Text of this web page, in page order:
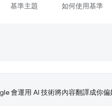
基準主題 如何使用基準
會運用 AI 技術將內容翻譯成你偏